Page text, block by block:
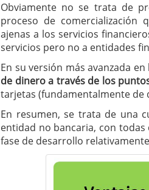
Obviamente no se trata de
proceso de comercialización
ajenas a los servicios
servicios pero no a entidades
En su versión más avanzada
de dinero a través de los
tarjetas (fundamentalmente de
En resumen, se trata de una
entidad no bancaria, con
fase de desarrollo